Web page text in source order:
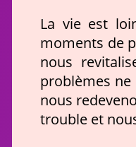
La vie est
moments de
nous
problèmes
nous
trouble et